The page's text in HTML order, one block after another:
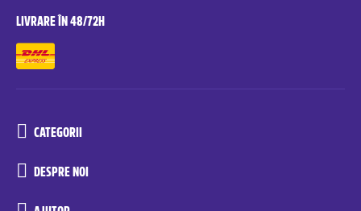
LIVRARE ÎN 48/72H
CATEGORII
DESPRE NOI